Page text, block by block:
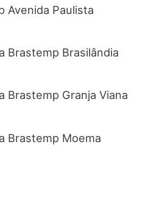
Avenida Paulista
Brastemp Brasilândia
Brastemp Granja Viana
Brastemp Moema